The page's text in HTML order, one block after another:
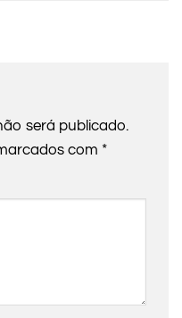
será publicado.
com *